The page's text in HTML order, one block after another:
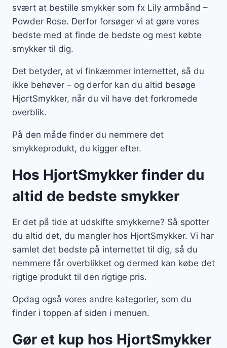
svært at bestille smykker som fx Lily armbånd –
Powder Rose. Derfor forsøger vi at gøre vores
bedste med at finde de bedste og mest købte
smykker til dig.
Det betyder, at vi finkæmmer internettet, så du
ikke behøver – og derfor kan du altid besøge
HjortSmykker, når du vil have det forkromede
overblik.
På den måde finder du nemmere det
smykkeprodukt, du kigger efter.
Hos HjortSmykker finder du
altid de bedste smykker
Er det på tide at udskifte smykkerne? Så spotter
du altid det, du mangler hos HjortSmykker. Vi har
samlet det bedste på internettet til dig, så du
nemmere får overblikket og dermed kan købe det
rigtige produkt til den rigtige pris.
Opdag også vores andre kategorier, som du
finder i toppen af siden i menuen.
Gør et kup hos HjortSmykker